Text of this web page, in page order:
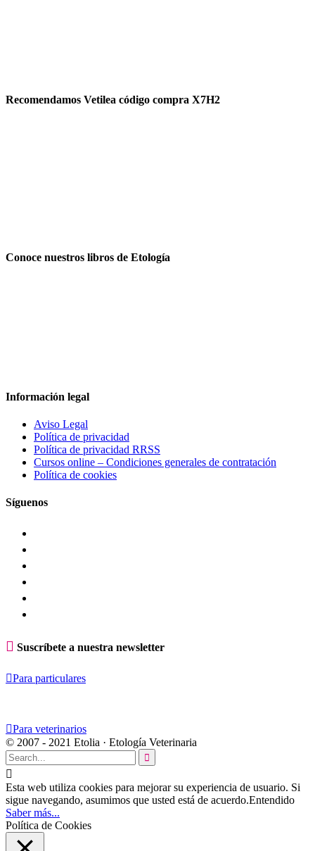
Recomendamos Vetilea código compra X7H2
Conoce nuestros libros de Etología
Información legal
Aviso Legal
Política de privacidad
Política de privacidad RRSS
Cursos online – Condiciones generales de contratación
Política de cookies
Síguenos
 Suscríbete a nuestra newsletter
Para particulares
Para veterinarios
© 2007 - 2021 Etolia · Etología Veterinaria


Esta web utiliza cookies para mejorar su experiencia de usuario. Si
sigue navegando, asumimos que usted está de acuerdo.Entendido
Saber más...
Política de Cookies